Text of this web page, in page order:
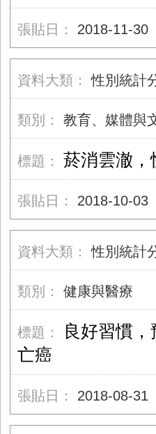
2018-11-30
性別統計
教育、媒體與
菸消雲澈，
2018-10-03
性別統計
健康與醫療
良好習慣
亡癌
2018-08-31